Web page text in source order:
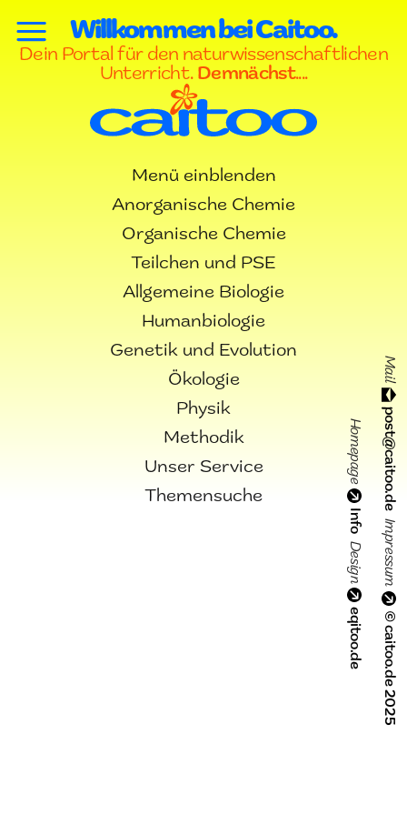
Willkommen bei Caitoo.
Dein Portal für den naturwissenschaftlichen
Unterricht. Demnächst....
Menü einblenden
Anorganische Chemie
Organische Chemie
Teilchen und PSE
Allgemeine Biologie
Humanbiologie
Genetik und Evolution
Ökologie
Physik
Methodik
Unser Service
Themensuche
Mail
post@caitoo.de
Impressum
© caitoo.de 2025
Homepage
Info
Design
eqitoo.de